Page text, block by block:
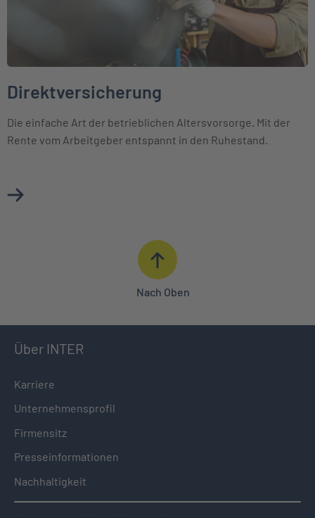
Direktversicherung
Die einfache Art der betrieblichen Altersvorsorge. Mit der
Rente vom Arbeitgeber entspannt in den Ruhestand.
Mehr über Direktversicherung erfahren
Nach Oben
Über INTER
Karriere
Unternehmensprofil
Firmensitz
Presseinformationen
Nachhaltigkeit